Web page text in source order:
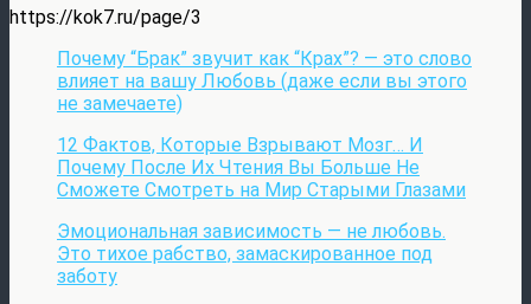
https://kok7.ru/page/3
Почему “Брак” звучит как “Крах”? — это слово
влияет на вашу Любовь (даже если вы этого
не замечаете)
12 Фактов, Которые Взрывают Мозг… И
Почему После Их Чтения Вы Больше Не
Сможете Смотреть на Мир Старыми Глазами
Эмоциональная зависимость — не любовь.
Это тихое рабство, замаскированное под
заботу